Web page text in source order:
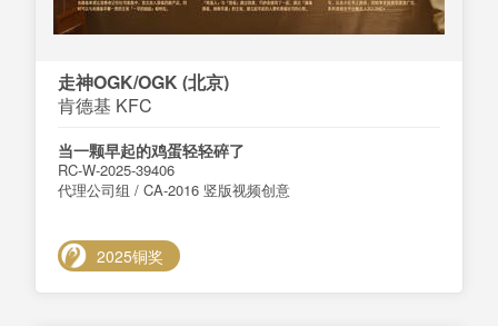
走神OGK/OGK (北京)
肯德基 KFC
当一颗早起的鸡蛋轻轻碎了
RC-W-2025-39406
代理公司组 / CA-2016 竖版视频创意
2025铜奖